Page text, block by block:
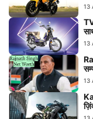
13
13
13